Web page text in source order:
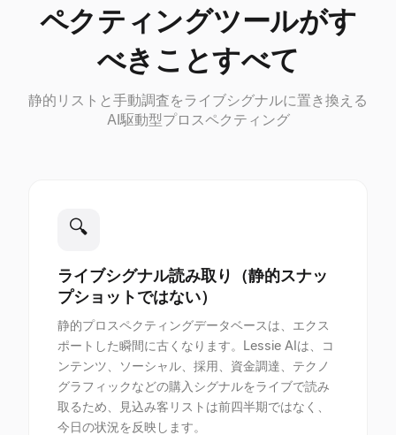
ペクティングツールがす
べきことすべて
静的リストと手動調査をライブシグナルに置き換える
AI駆動型プロスペクティング
🔍
ライブシグナル読み取り（静的スナッ
プショットではない）
静的プロスペクティングデータベースは、エクス
ポートした瞬間に古くなります。Lessie AIは、コ
ンテンツ、ソーシャル、採用、資金調達、テクノ
グラフィックなどの購入シグナルをライブで読み
取るため、見込み客リストは前四半期ではなく、
今日の状況を反映します。